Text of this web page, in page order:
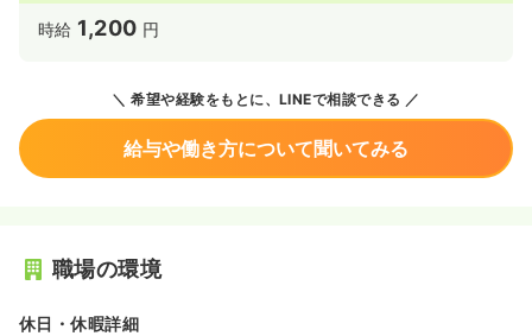
時給 1,200 円
希望や経験をもとに、LINEで相談できる
給与や働き方について聞いてみる
職場の環境
休日・休暇詳細